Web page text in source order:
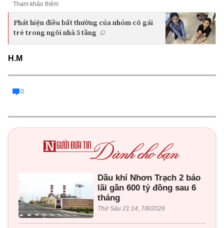
Tham khảo thêm
Phát hiện điều bất thường của nhóm cô gái
trẻ trong ngôi nhà 5 tầng
H.M
0
Dầu khí Nhơn Trạch 2 báo
lãi gần 600 tỷ đồng sau 6
tháng
Thứ Sáu 21:14, 7/8/2026